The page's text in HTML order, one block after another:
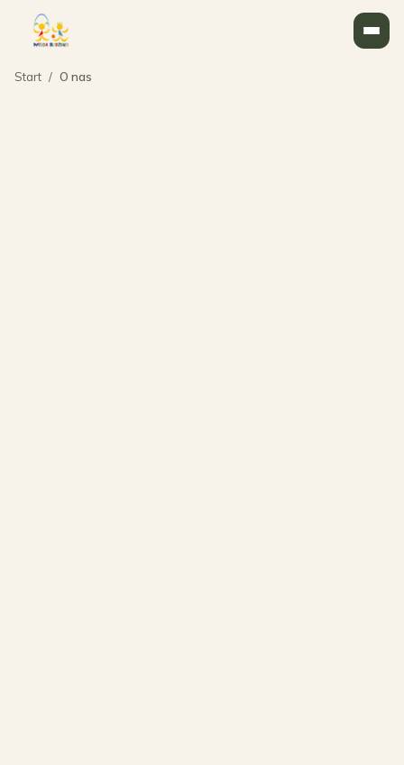
Start / O nas